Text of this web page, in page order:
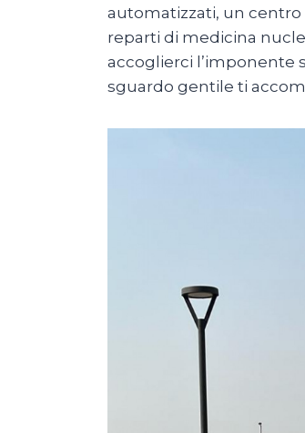
automatizzati, un
reparti di medicina
accoglierci l’imponente
sguardo gentile ti